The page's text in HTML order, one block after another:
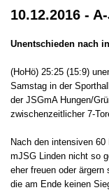
10.12.2016 -
Unentschieden nach
(HoHö) 25:25 (15:9)
Samstag in der
der JSGmA Hungen/
zwischenzeitlicher 7-
Nach den intensiven
mJSG Linden nicht so
eher freuen oder ärgern
die am Ende keinen